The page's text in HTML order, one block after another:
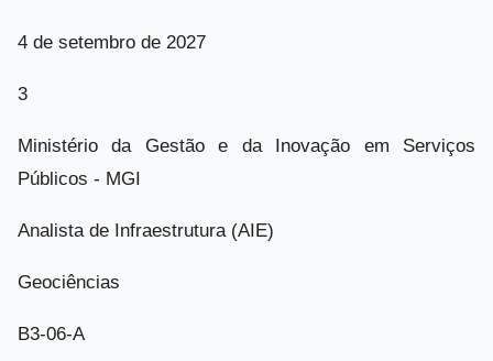
4 de setembro de 2027
3
Ministério da Gestão e da Inovação em Serviços
Públicos - MGI
Analista de Infraestrutura (AIE)
Geociências
B3-06-A